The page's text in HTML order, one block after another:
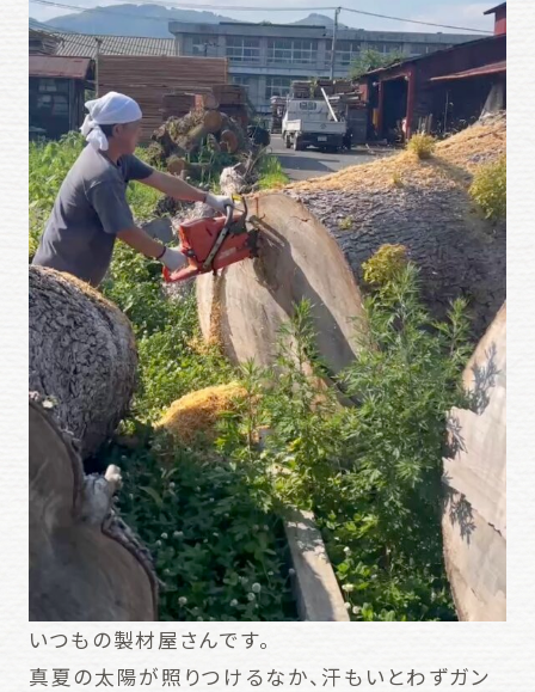
いつもの製材屋さんです。
真夏の太陽が照りつけるなか、汗もいとわずガン